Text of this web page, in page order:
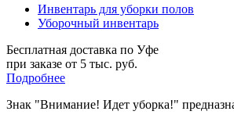
Инвентарь для уборки полов
Уборочный инвентарь
Бесплатная доставка по Уфе
при заказе от 5 тыс. руб.
Подробнее
Знак "Внимание! Идет уборка!"